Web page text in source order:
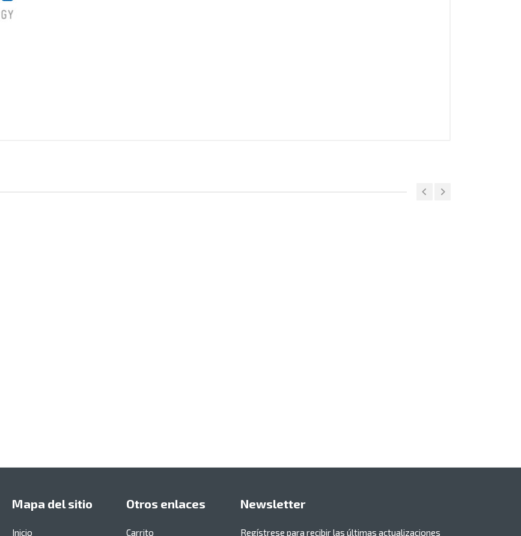
Mapa del sitio
Inicio
Otros enlaces
Carrito
Newsletter
Regístrese para recibir las últimas actualizaciones